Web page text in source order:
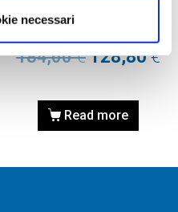
necessari
Occhiale RAY-BAN
0RBR0101S 001/82 59
184,00€ 128,80€
Read more